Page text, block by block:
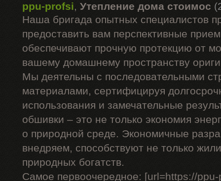
ppu-profsi, Утепление дома стоимос
Наша бригада опытных специалистов
предоставить вам перспективные
обеспечивают прочную протекцию от
вашему домашнему пространству
Мы деятельны с последовательными
материалами, сертифицируя
использования и замечательные
обшивки – это не только экономия
о природной среде. Экономичные
внедряем, способствуют не только
природных богатств.
Самое первоочередное: [url=https://